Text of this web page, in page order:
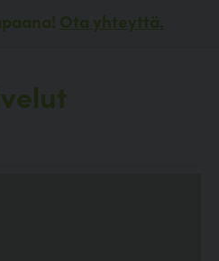
Ota yhteyttä.